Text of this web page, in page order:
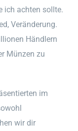
ich achten sollte.
Veränderung.
Händlern
Münzen zu
im
wir dir